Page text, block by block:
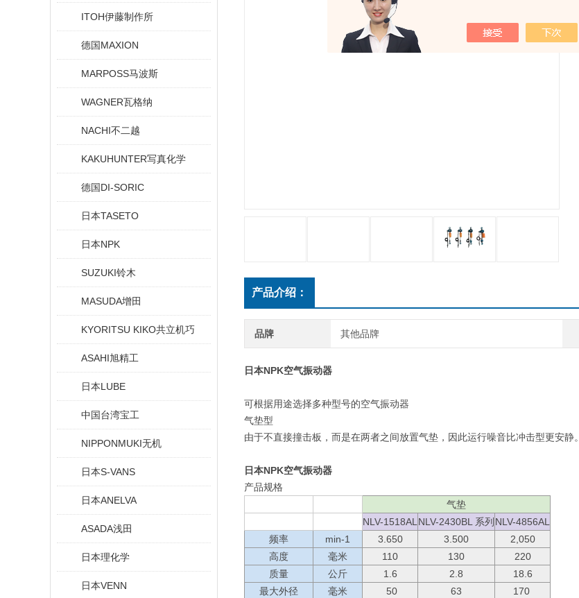
ITOH伊藤制作所
德国MAXION
MARPOSS马波斯
WAGNER瓦格纳
NACHI不二越
KAKUHUNTER写真化学
德国DI-SORIC
日本TASETO
日本NPK
SUZUKI铃木
MASUDA增田
KYORITSU KIKO共立机巧
ASAHI旭精工
日本LUBE
中国台湾宝工
NIPPONMUKI无机
日本S-VANS
日本ANELVA
ASADA浅田
日本理化学
日本VENN
产品介绍：
品牌 其他品牌
日本NPK空气振动器
可根据用途选择多种型号的空气振动器
气垫型
由于不直接撞击板，而是在两者之间放置气垫，因此运行噪音比冲击型更安静。
日本NPK空气振动器
产品规格
气垫
NLV-1518AL NLV-2430BL 系列 NLV-4856AL
频率
min-1 3.650 3.500
2,050
高度
毫米 110 130
220
质量
公斤 1.6 2.8
18.6
最大外径
毫米 50 63
170